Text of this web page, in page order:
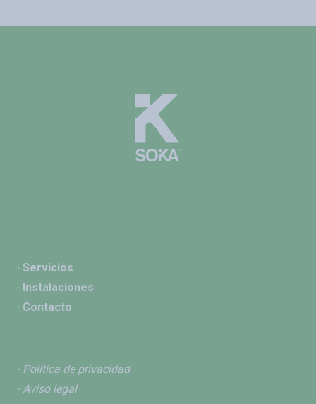
· Servicios
· Instalaciones
· Contacto
- Política de privacidad
- Aviso legal